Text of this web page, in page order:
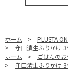
ホーム > PLUSTA
>
守口漬生ふりかけ 3
ホーム
>
ごはんの
>
守口漬生ふりかけ 3